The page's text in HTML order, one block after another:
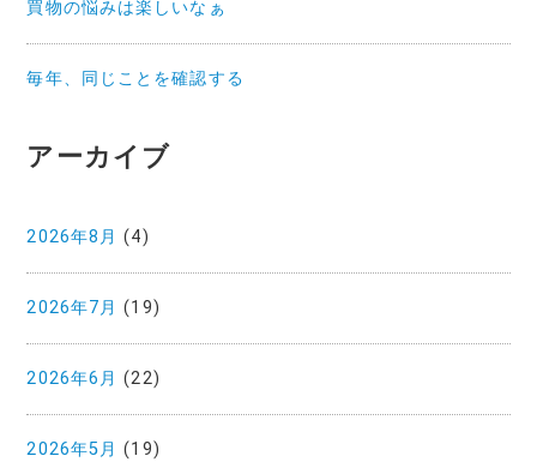
買物の悩みは楽しいなぁ
毎年、同じことを確認する
アーカイブ
2026年8月 (4)
2026年7月 (19)
2026年6月 (22)
2026年5月 (19)